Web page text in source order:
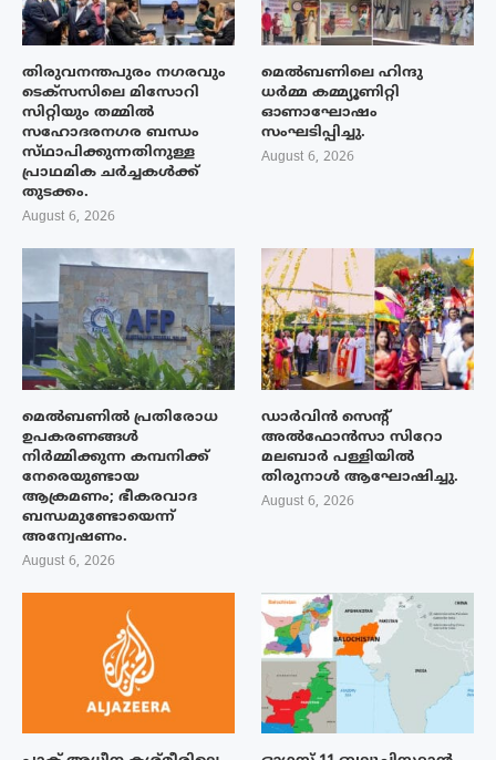
തിരുവനന്തപുരം നഗരവും
ടെക്‌സസിലെ മിസോറി
സിറ്റിയും തമ്മിൽ
സഹോദരനഗര ബന്ധം
സ്‌ഥാപിക്കുന്നതിനുള്ള
പ്രാഥമിക ചർച്ചകൾക്ക്
തുടക്കം.
August 6, 2026
മെൽബണിലെ ഹിന്ദു
ധർമ്മ കമ്മ്യൂണിറ്റി
ഓണാഘോഷം
സംഘടിപ്പിച്ചു.
August 6, 2026
മെൽബണിൽ പ്രതിരോധ
ഉപകരണങ്ങൾ
നിർമ്മിക്കുന്ന കമ്പനിക്ക്
നേരെയുണ്ടായ
ആക്രമണം; ഭീകരവാദ
ബന്ധമുണ്ടോയെന്ന്
അന്വേഷണം.
August 6, 2026
ഡാർവിൻ സെന്റ്
അൽഫോൻസാ സിറോ
മലബാർ പള്ളിയിൽ
തിരുനാൾ ആഘോഷിച്ചു.
August 6, 2026